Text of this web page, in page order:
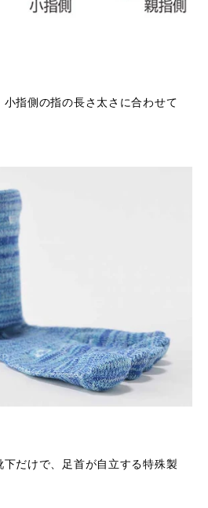
指側の指の長さ太さに合わせて
だけで、足首が自立する特殊製